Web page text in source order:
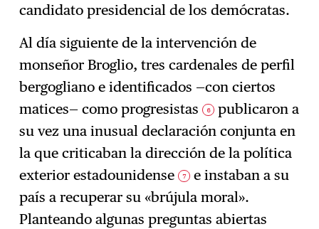
candidato presidencial de los demócratas.
Al día siguiente de la intervención de
monseñor Broglio, tres cardenales de perfil
bergogliano e identificados —con ciertos
matices— como progresistas 6
publicaron a
su vez una inusual declaración conjunta en
la que criticaban la dirección de la política
exterior estadounidense 7
e instaban a su
país a recuperar su «brújula moral».
Planteando algunas preguntas abiertas